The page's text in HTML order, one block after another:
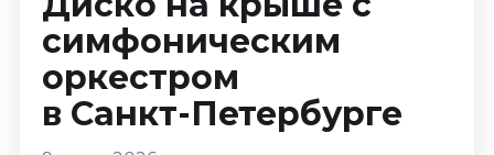
Январь 2027
Стендап
Август 2026
Сентябрь 2026
симфоническим
оркестром
в Санкт-Петербурге